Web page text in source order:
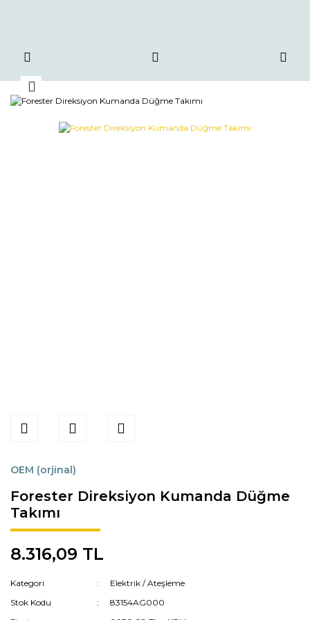
OEM (orjinal)
Forester Direksiyon Kumanda Düğme
Takımı
8.316,09 TL
Kategori
Elektrik / Ateşleme
Stok Kodu
83154AG000